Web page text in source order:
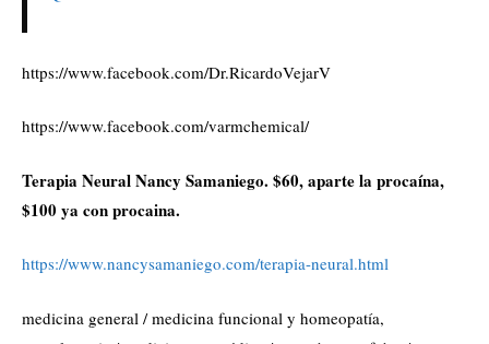
https://www.facebook.com/Dr.RicardoVejarV
https://www.facebook.com/varmchemical/
Terapia Neural Nancy Samaniego. $60, aparte la procaína,
$100 ya con procaina.
https://www.nancysamaniego.com/terapia-neural.html
medicina general / medicina funcional y homeopatía,